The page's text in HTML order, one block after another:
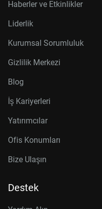
Haberler ve Etkinlikler
Liderlik
Kurumsal Sorumluluk
Gizlilik Merkezi
Blog
İş Kariyerleri
Yatırımcılar
Ofis Konumları
Bize Ulaşın
Destek